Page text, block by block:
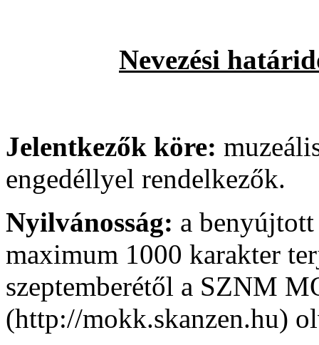
Nevezési
Jelentkezők köre:
engedéllyel rendelkezők.
Nyilvánosság: a
maximum 1000 karakter
szeptemberétől a SZNM
(http://mokk.skanzen.hu)